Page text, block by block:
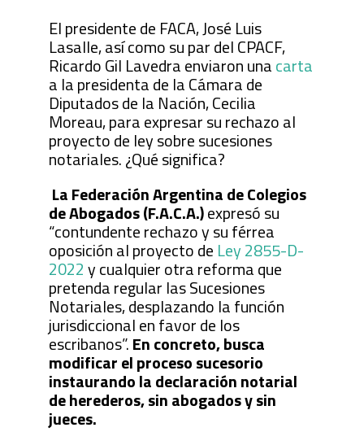
El presidente de FACA, José Luis
Lasalle, así como su par del CPACF,
Ricardo Gil Lavedra enviaron unacarta
a la presidenta de la Cámara de
Diputados de la Nación, Cecilia
Moreau, para expresar su rechazo al
proyecto de ley sobre sucesiones
notariales. ¿Qué significa?
La Federación Argentina de Colegios
de Abogados (F.A.C.A.)expresó su
“contundente rechazo y su férrea
oposición al proyecto de Ley 2855-D-
2022y cualquier otra reforma que
pretenda regular las Sucesiones
Notariales, desplazando la función
jurisdiccional en favor de los
escribanos”.En concreto, busca
modificar el proceso sucesorio
instaurando la declaración notarial
de herederos, sin abogados y sin
jueces.